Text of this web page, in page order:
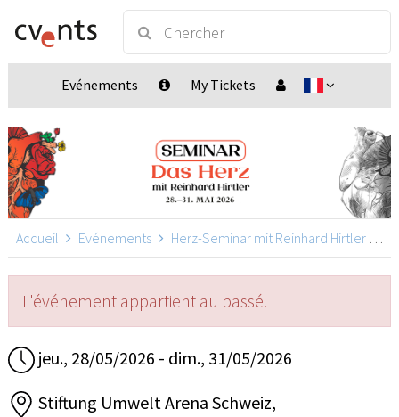
Evénements My Tickets
Accueil Evénements Herz-Seminar mit Reinhard Hirtler
L'événement appartient au passé.
jeu., 28/05/2026 - dim., 31/05/2026
Stiftung Umwelt Arena Schweiz,